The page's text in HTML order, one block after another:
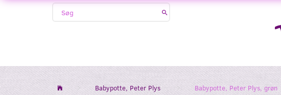
Babypotte, Peter Plys Babypotte, Peter Plys, grøn